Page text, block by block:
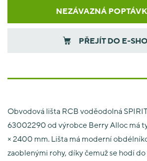
NEZÁVAZNÁ
PŘEJÍT DO E-
Obvodová lišta RCB voděodolná
63002290 od výrobce Berry Alloc má
× 2400 mm. Lišta má moderní
zaoblenými rohy, díky čemuž se hodí